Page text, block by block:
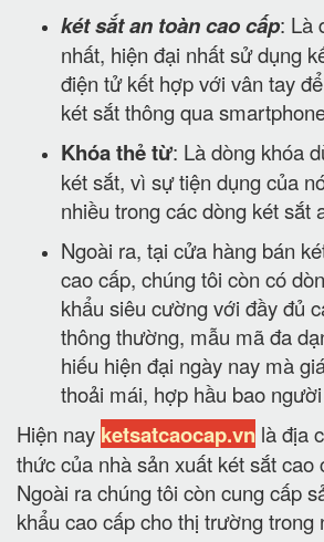
két sắt an toàn cao cấp: Là
nhất, hiện đại nhất sử dụng
điện tử kết hợp với vân tay
két sắt thông qua
Khóa thẻ từ: Là dòng khóa
két sắt, vì sự tiện dụng của
nhiều trong các dòng két sắt
Ngoài ra, tại cửa hàng bán
cao cấp, chúng tôi còn có
khẩu siêu cường với đầy đủ
thông thường, mẫu mã đa
hiếu hiện đại ngày nay mà
thoải mái, hợp hầu bao
Hiện nay ketsatcaocap.vn là địa
thức của nhà sản xuất két sắt cao
Ngoài ra chúng tôi còn cung cấp
khẩu cao cấp cho thị trường trong